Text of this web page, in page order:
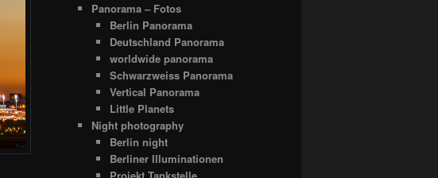
Panorama – Fotos
Berlin Panorama
Deutschland Panorama
worldwide panorama
Schwarzweiss Panorama
Vertical Panorama
Little Planets
Night photography
Berlin night
Berliner Illuminationen